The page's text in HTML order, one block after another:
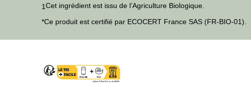
1Cet ingrédient est issu de l’Agriculture Biologique.
*Ce produit est certifié par ECOCERT France SAS (FR-BIO-01).